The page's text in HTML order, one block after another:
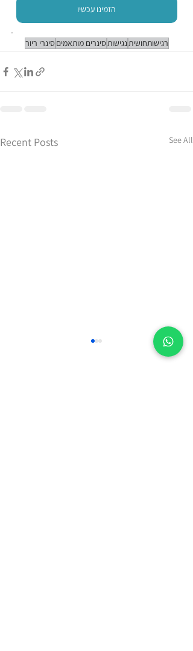
הזמינו עכשיו
.
סינרי ריורסינרים מותאמיםנגישותרגישותחושית
Recent Posts See All